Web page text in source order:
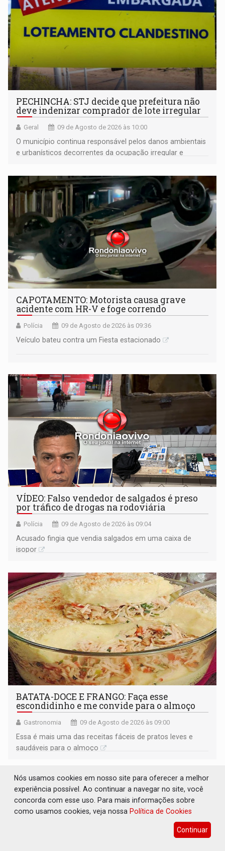
PECHINCHA: STJ decide que prefeitura não
deve indenizar comprador de lote irregular
Geral 09 de Agosto de 2026 às 10:00
O município continua responsável pelos danos ambientais
e urbanísticos decorrentes da ocupação irregular e
CAPOTAMENTO: Motorista causa grave
acidente com HR-V e foge correndo
Polícia 09 de Agosto de 2026 às 09:36
Veículo bateu contra um Fiesta estacionado
VÍDEO: Falso vendedor de salgados é preso
por tráfico de drogas na rodoviária
Polícia 09 de Agosto de 2026 às 09:04
Acusado fingia que vendia salgados em uma caixa de
isopor
BATATA-DOCE E FRANGO: Faça esse
escondidinho e me convide para o almoço
Gastronomia 09 de Agosto de 2026 às 09:00
Essa é mais uma das receitas fáceis de pratos leves e
saudáveis para o almoço
Nós usamos cookies em nosso site para oferecer a melhor
experiência possível. Ao continuar a navegar no site, você
concorda com esse uso. Para mais informações sobre
como usamos cookies, veja nossa Política de Cookies
Continuar